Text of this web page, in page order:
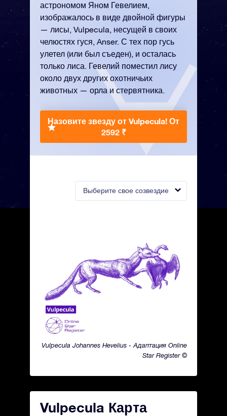
Выберите свое созвездие
Vulpecula Johannes Hevelius - Адаптация Online
Star Register ©
астрономом Яном Гевелием,
изображалось в виде двойной фигуры
— лисы, Vulpecula, несущей в своих
челюстях гуся, Anser. С тех пор гусь
улетел (или был съеден), и осталась
только лиса. Гевелий поместил лису
около двух других охотничьих
животных — орла и стервятника.
Назовите звезду от Vulpecula! От
2592 ₹
Vulpecula Карта